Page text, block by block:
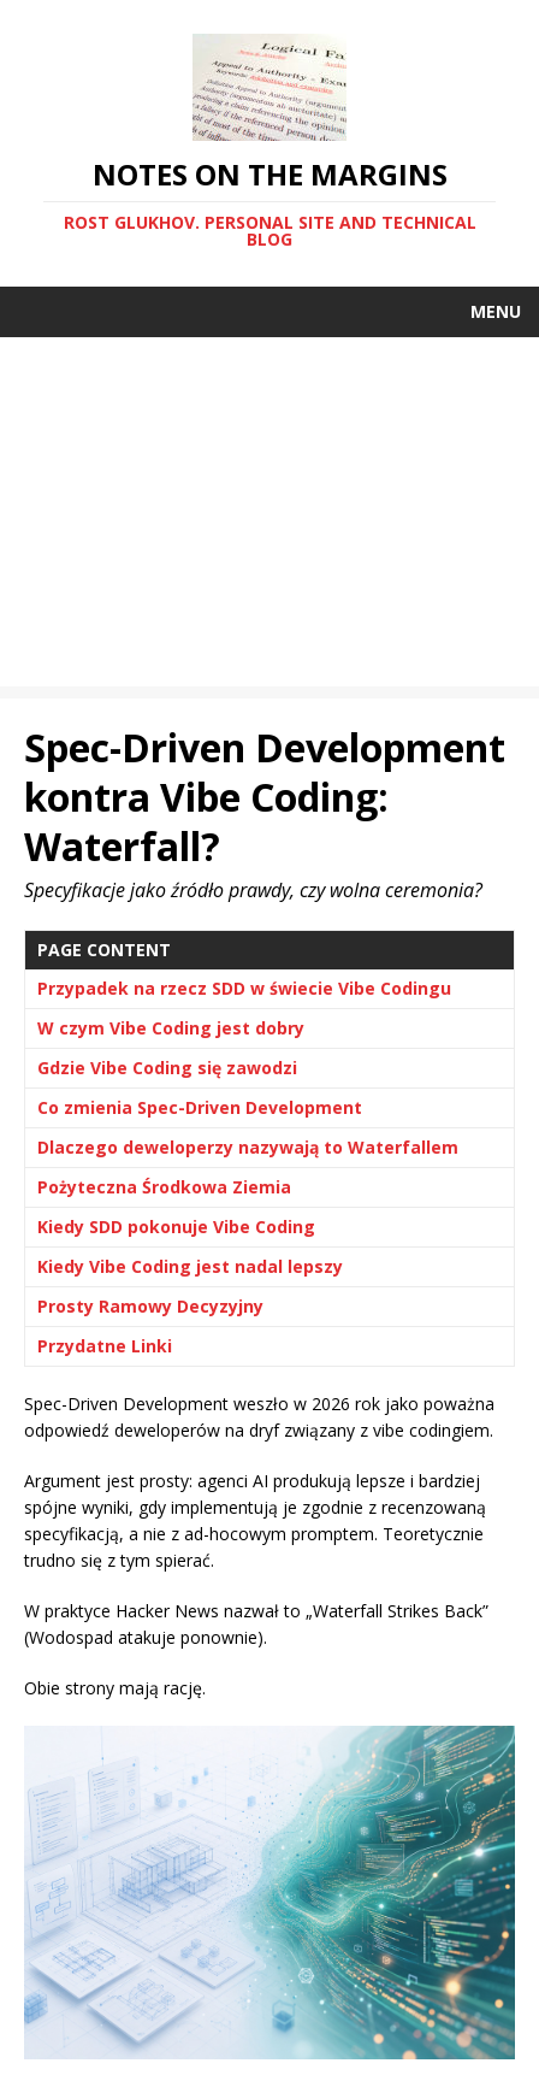
NOTES ON THE MARGINS
ROST GLUKHOV. PERSONAL SITE AND TECHNICAL
BLOG
MENU
Spec-Driven Development
kontra Vibe Coding:
Waterfall?
Specyfikacje jako źródło prawdy, czy wolna ceremonia?
PAGE CONTENT
Przypadek na rzecz SDD w świecie Vibe Codingu
W czym Vibe Coding jest dobry
Gdzie Vibe Coding się zawodzi
Co zmienia Spec-Driven Development
Dlaczego deweloperzy nazywają to Waterfallem
Pożyteczna Środkowa Ziemia
Kiedy SDD pokonuje Vibe Coding
Kiedy Vibe Coding jest nadal lepszy
Prosty Ramowy Decyzyjny
Przydatne Linki
Spec-Driven Development weszło w 2026 rok jako poważna
odpowiedź deweloperów na dryf związany z vibe codingiem.
Argument jest prosty: agenci AI produkują lepsze i bardziej
spójne wyniki, gdy implementują je zgodnie z recenzowaną
specyfikacją, a nie z ad-hocowym promptem. Teoretycznie
trudno się z tym spierać.
W praktyce Hacker News nazwał to „Waterfall Strikes Back”
(Wodospad atakuje ponownie).
Obie strony mają rację.